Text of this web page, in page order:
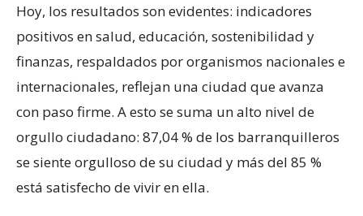
Hoy, los resultados son evidentes: indicadores
positivos en salud, educación, sostenibilidad y
finanzas, respaldados por organismos nacionales e
internacionales, reflejan una ciudad que avanza
con paso firme. A esto se suma un alto nivel de
orgullo ciudadano: 87,04 % de los barranquilleros
se siente orgulloso de su ciudad y más del 85 %
está satisfecho de vivir en ella.